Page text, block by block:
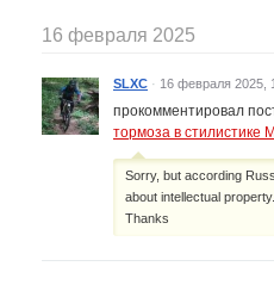
16 февраля 2025
SLXC · 16 февраля 2025,
прокомментировал
тормоза в стилистике
Sorry, but according
about intellectual
Thanks